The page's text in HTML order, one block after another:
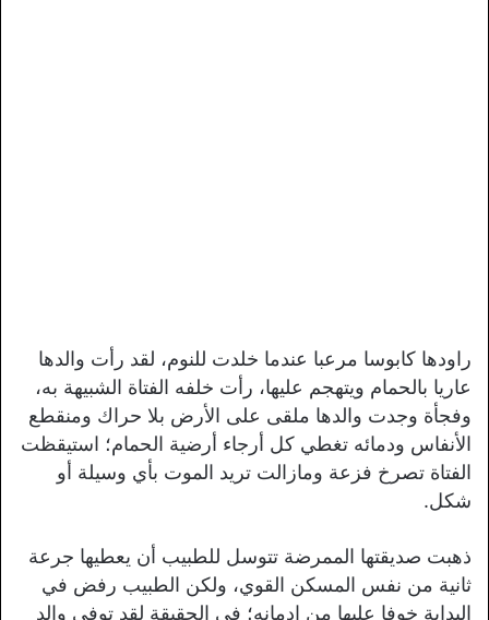
راودها كابوسا مرعبا عندما خلدت للنوم، لقد رأت والدها
عاريا بالحمام ويتهجم عليها، رأت خلفه الفتاة الشبيهة به،
وفجأة وجدت والدها ملقى على الأرض بلا حراك ومنقطع
الأنفاس ودمائه تغطي كل أرجاء أرضية الحمام؛ استيقظت
الفتاة تصرخ فزعة ومازالت تريد الموت بأي وسيلة أو
شكل.
ذهبت صديقتها الممرضة تتوسل للطبيب أن يعطيها جرعة
ثانية من نفس المسكن القوي، ولكن الطبيب رفض في
البداية خوفا عليها من إدمانه؛ في الحقيقة لقد توفي والد